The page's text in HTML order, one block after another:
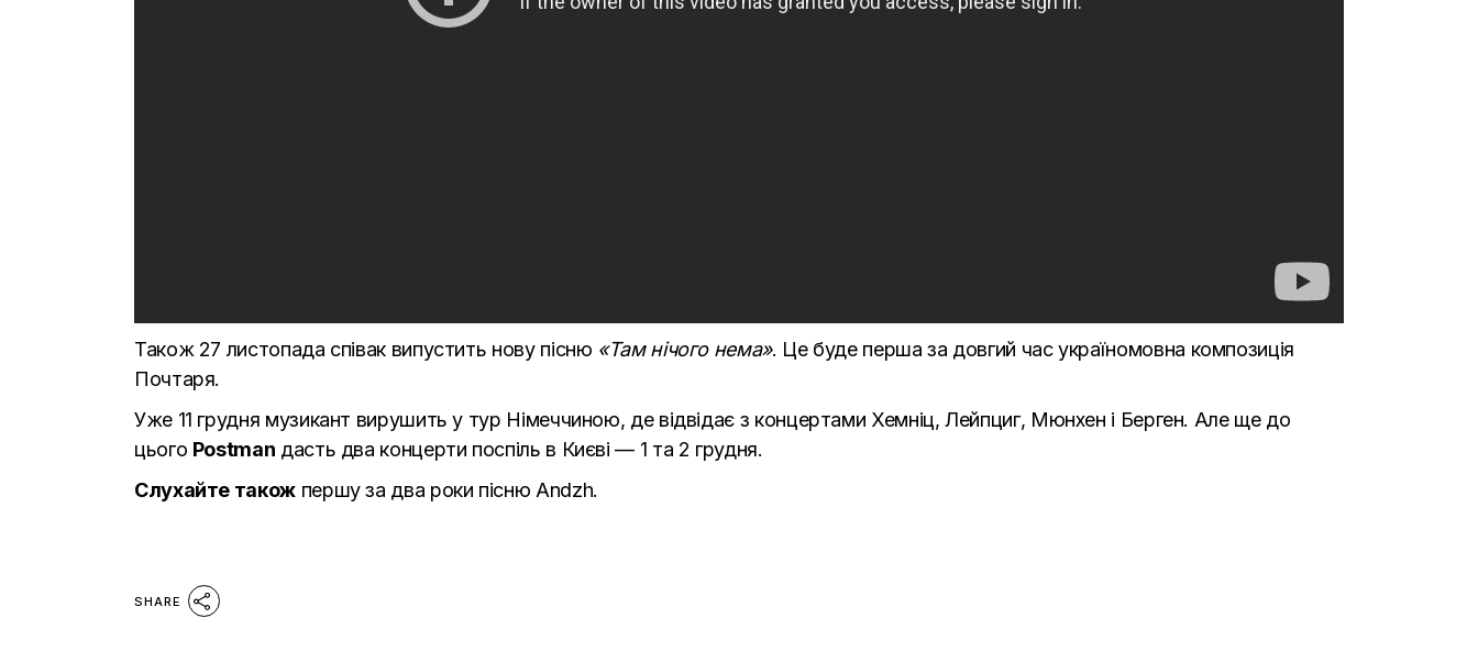
Також 27 листопада співак випустить нову пісню «Там нічого нема». Це буде перша за довгий час україномовна композиція
Почтаря.
Уже 11 грудня музикант вирушить у тур Німеччиною, де відвідає з концертами Хемніц, Лейпциг, Мюнхен і Берген. Але ще до
цього Postman дасть два концерти поспіль в Києві — 1 та 2 грудня.
Слухайте такожпершу за два роки пісню Andzh.
SHARE